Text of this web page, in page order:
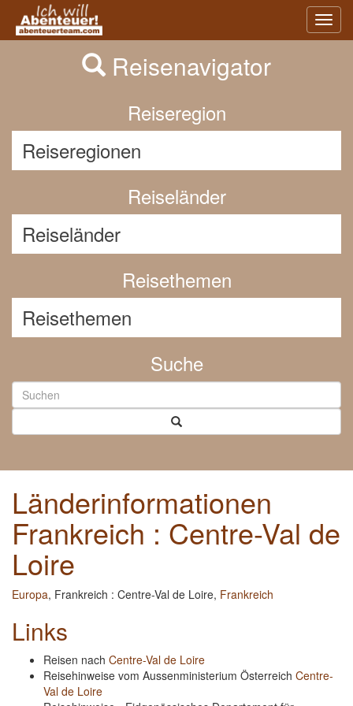
Previous
Reisenavigator
Reiseregion
Reiseländer
Reisethemen
Suche
Länderinformationen
Frankreich : Centre-Val de
Loire
Europa, Frankreich : Centre-Val de Loire, Frankreich
Links
Reisen nach Centre-Val de Loire
Reisehinweise vom Aussenministerium Österreich Centre-
Val de Loire